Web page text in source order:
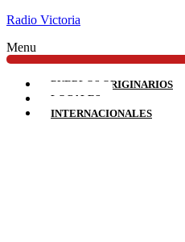
Radio Victoria
Menu
PUEBLOS ORIGINARIOS
LOCALES
INTERNACIONALES